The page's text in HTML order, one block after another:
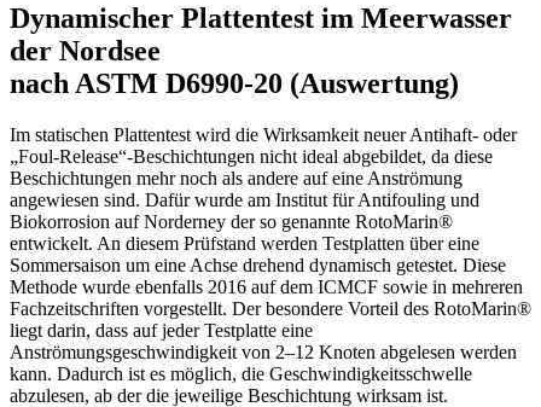
Dynamischer Plattentest im Meerwasser
der Nordsee
nach ASTM D6990-20 (Auswertung)
Im statischen Plattentest wird die Wirksamkeit neuer Antihaft- oder
„Foul-Release“-Beschichtungen nicht ideal abgebildet, da diese
Beschichtungen mehr noch als andere auf eine Anströmung
angewiesen sind. Dafür wurde am Institut für Antifouling und
Biokorrosion auf Norderney der so genannte RotoMarin®
entwickelt. An diesem Prüfstand werden Testplatten über eine
Sommersaison um eine Achse drehend dynamisch getestet. Diese
Methode wurde ebenfalls 2016 auf dem ICMCF sowie in mehreren
Fachzeitschriften vorgestellt. Der besondere Vorteil des RotoMarin®
liegt darin, dass auf jeder Testplatte eine
Anströmungsgeschwindigkeit von 2–12 Knoten abgelesen werden
kann. Dadurch ist es möglich, die Geschwindigkeitsschwelle
abzulesen, ab der die jeweilige Beschichtung wirksam ist.